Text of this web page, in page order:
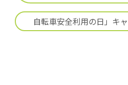
自転車安全利用の日」キ